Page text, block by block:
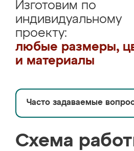
Изготовим по
индивидуальному
проекту:
любые размеры,
и материалы
Часто задаваемые
Схема